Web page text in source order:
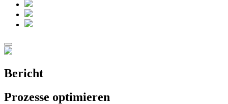
Bericht
Prozesse optimieren